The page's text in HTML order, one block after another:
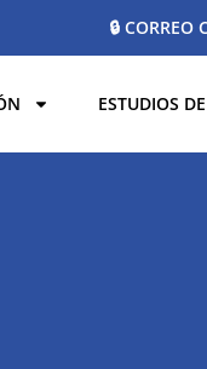
🔒 CORREO
ESTUDIOS